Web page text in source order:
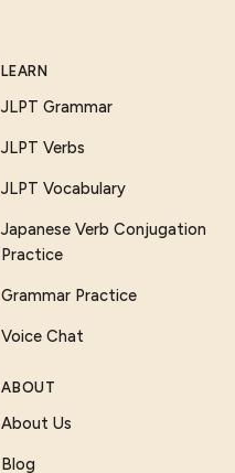
LEARN
JLPT Grammar
JLPT Verbs
JLPT Vocabulary
Japanese Verb Conjugation
Practice
Grammar Practice
Voice Chat
ABOUT
About Us
Blog